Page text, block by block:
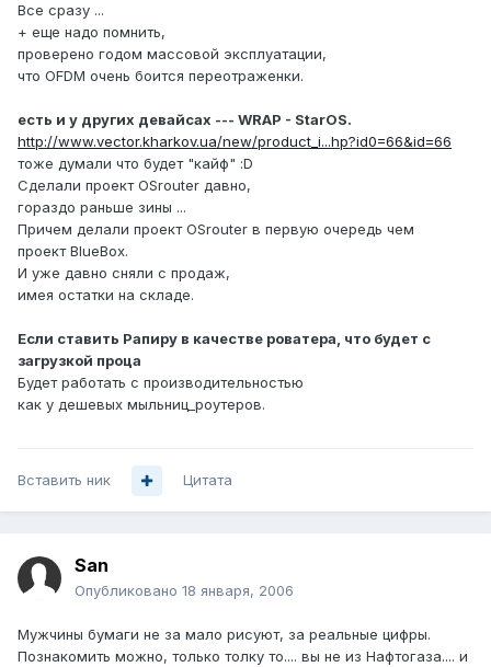
Все сразу ...
+ еще надо помнить,
проверено годом массовой эксплуатации,
что OFDM очень боится переотраженки.
есть и у других девайсах --- WRAP - StarOS.
http://www.vector.kharkov.ua/new/product_i...hp?id0=66&id=66
тоже думали что будет "кайф" :D
Сделали проект OSrouter давно,
гораздо раньше зины ...
Причем делали проект OSrouter в первую очередь чем
проект BlueBox.
И уже давно сняли с продаж,
имея остатки на складе.
Если ставить Рапиру в качестве роватера, что будет с
загрузкой проца
Будет работать с производительностью
как у дешевых мыльниц_роутеров.
Вставить ник Цитата
San
Опубликовано 18 января, 2006
Мужчины бумаги не за мало рисуют, за реальные цифры.
Познакомить можно, только толку то.... вы не из Нафтогаза.... и